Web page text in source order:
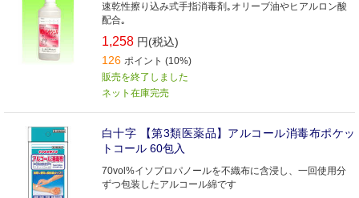
速乾性擦り込み式手指消毒剤｡オリーブ油やヒアルロン酸
配合｡
1,258 円(税込)
126 ポイント (10%)
販売を終了しました
ネット在庫完売
白十字 【第3類医薬品】アルコール消毒布ポケッ
トコール 60包入
70vol%イソプロパノールを不織布に含浸し、一回使用分
ずつ包装したアルコール綿です